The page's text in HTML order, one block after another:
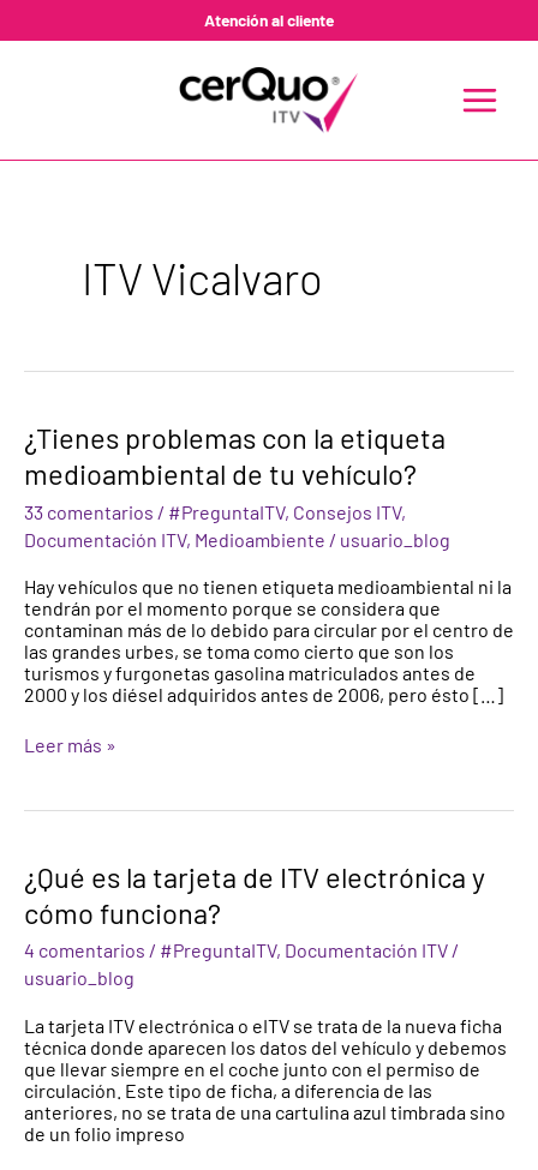
Atención al cliente
MENU
ITV Vicalvaro
¿Tienes problemas con la etiqueta
medioambiental de tu vehículo?
33 comentarios / #PreguntaITV, Consejos ITV,
Documentación ITV, Medioambiente / usuario_blog
Hay vehículos que no tienen etiqueta medioambiental ni la
tendrán por el momento porque se considera que
contaminan más de lo debido para circular por el centro de
las grandes urbes, se toma como cierto que son los
turismos y furgonetas gasolina matriculados antes de
2000 y los diésel adquiridos antes de 2006, pero ésto […]
¿Tienes
problemas
con
etiqueta
medioambiental
tu
vehículo?
Leer más »
¿Qué es la tarjeta de ITV electrónica y
cómo funciona?
4 comentarios / #PreguntaITV, Documentación ITV /
usuario_blog
La tarjeta ITV electrónica o eITV se trata de la nueva ficha
técnica donde aparecen los datos del vehículo y debemos
que llevar siempre en el coche junto con el permiso de
circulación. Este tipo de ficha, a diferencia de las
anteriores, no se trata de una cartulina azul timbrada sino
de un folio impreso
¿Qué
es
la
de
ITV
y
cómo
funciona?